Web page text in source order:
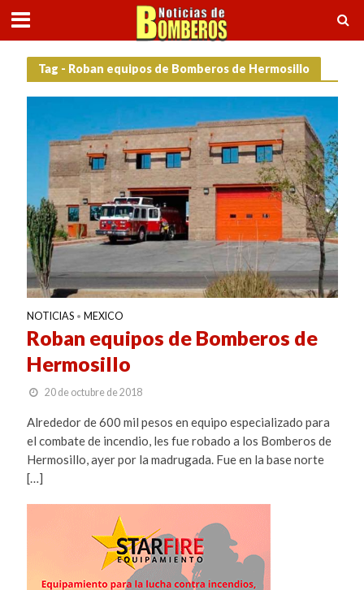
Tag - Roban equipos de Bomberos de Hermosillo
NOTICIAS • MEXICO
Roban equipos de Bomberos de
Hermosillo
20 de octubre de 2018
Alrededor de 600 mil pesos en equipo especializado para
el combate de incendio, les fue robado a los Bomberos de
Hermosillo, ayer por la madrugada. Fue en la base norte
[…]